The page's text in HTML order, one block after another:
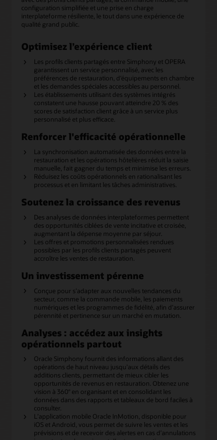
configuration simplifiée et une prise en charge
interplateforme résiliente, le tout dans une expérience de
qualité grand public.
Optimisez l’expérience client
Les profils clients partagés entre Simphony et OPERA
garantissent un service personnalisé, avec les
préférences de restauration, d’équipements en chambre
et les demandes spéciales accessibles au personnel.
Les établissements utilisant des systèmes intégrés
constatent une hausse pouvant atteindre 20 % des
scores de satisfaction client grâce à un service plus
personnalisé et plus efficace.
Renforcer l'efficacité opérationnelle
La synchronisation automatisée des données entre la
restauration et les opérations hôtelières réduit la saisie
manuelle, fait gagner du temps et minimise les erreurs.
Réduisez les coûts opérationnels en rationalisant les
processus et en limitant les tâches administratives.
Soutenez la croissance des revenus
Des analyses de données interplateformes permettent
des opportunités ciblées de vente incitative et croisée,
augmentant la dépense moyenne par séjour.
Les offres et promotions personnalisées rendues
possibles par les profils clients partagés peuvent
accroître les ventes de restauration.
Un investissement pérenne
Conçue pour s’adapter aux nouvelles tendances du
secteur, comme la commande mobile, les paiements
numériques et les programmes de fidélité, afin d’assurer
pérennité et pertinence sur un marché en mutation.
Analyses : accédez aux insights
opérationnels partout
Oracle Simphony fournit des informations allant des
opérations de haut niveau jusqu’aux détails des
additions clients, permettant de mieux cibler les
opportunités de revenus en restauration. Obtenez une
vision à 360° en organisant et en consolidant les
données dans des rapports et tableaux de bord faciles à
consulter.
L’application mobile Oracle InMotion, disponible pour
iOS et Android, vous permet de suivre les ventes et les
prévisions et de recevoir des alertes en cas d’annulations